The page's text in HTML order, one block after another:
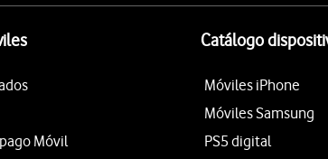
Móvil
Catálogo
Móviles iPhone
Móviles Samsung
PS5 digital